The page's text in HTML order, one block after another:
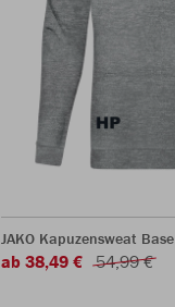
JAKO Kapuzensweat Base
ab 38,49 € 54,99 €